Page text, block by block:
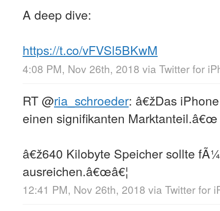
A deep dive:
https://t.co/vFVSl5BKwM
4:08 PM, Nov 26th, 2018 via Twitter for
RT@ria_schroeder: â€žDas
einen signifikanten Marktanteil.â€œ
â€ž640 Kilobyte Speicher sollte
ausreichen.â€œâ€¦
12:41 PM, Nov 26th, 2018 via Twitter for